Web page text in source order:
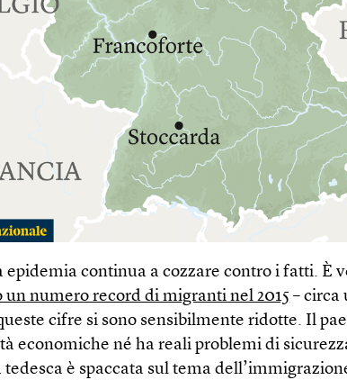
epidemia continua a cozzare contro i fatti. È
un numero record di migranti nel 2015 – circa
cifre si sono sensibilmente ridotte. Il
economiche né ha reali problemi di
tedesca è spaccata sul tema